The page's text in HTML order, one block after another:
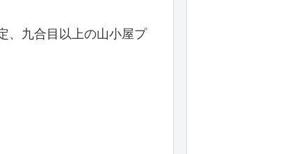
、九合目以上の山小屋プ